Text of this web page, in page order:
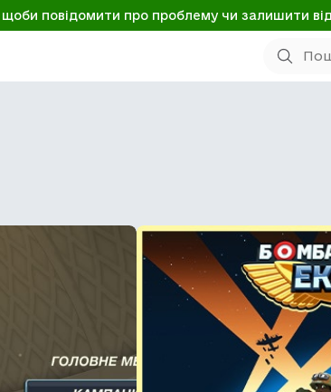
повідомити про проблему чи залишити